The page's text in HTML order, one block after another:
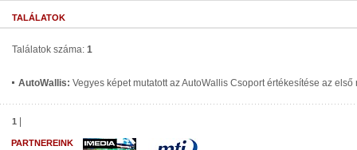
TALÁLATOK
Találatok száma: 1
AutoWallis: Vegyes képet mutatott az AutoWallis Csoport értékesítése az
1
PARTNEREINK